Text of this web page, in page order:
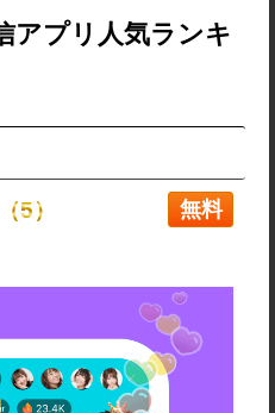
アプリ人気ランキ
無料